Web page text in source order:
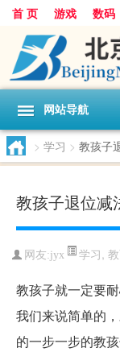
首 页 游戏 数码
互联网
手机 购
网站导航
> 学习 > 教孩子
教孩子退位减
网友:jyx 学习,
教孩子就一定要
我们来说简单的
的一步一步的教孩